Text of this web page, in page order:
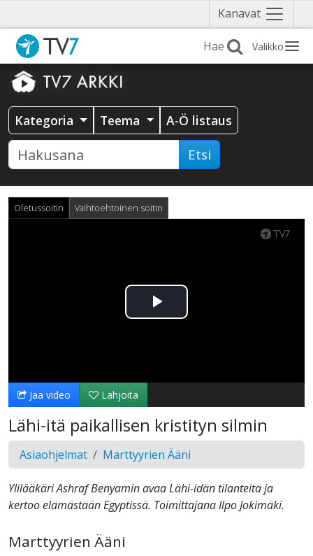
Kanavat Näytä
valikko
Valikko
Kategoria Teema A-Ö listaus
Etsi
Oletussoitin Vaihtoehtoinen soitin
Toista
Jaa video Lahjoita
Lähi-itä paikallisen kristityn silmin
Asiaohjelmat Marttyyrien Ääni
Ylilääkäri Ashraf Benyamin avaa Lähi-idän tilanteita ja
kertoo elämästään Egyptissä. Toimittajana Ilpo Jokimäki.
Marttyyrien Ääni